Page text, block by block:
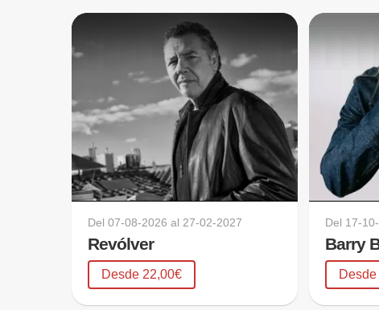
Del07-08-2026 al27-02-2027
Revólver
Desde 22,00€
Del 17-
Barry